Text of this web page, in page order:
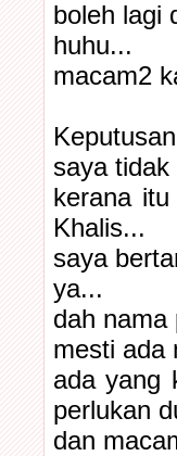
boleh lagi
huhu...
macam2
saya
kerana
Khalis...
saya
ya...
dah nama
mesti ada
ada yang
perlukan
dan